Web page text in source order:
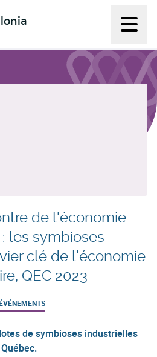
de l'économie
les symbioses
clé de l'économie
QEC 2023
de symbioses industrielles